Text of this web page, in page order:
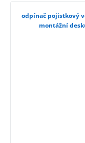
odpínač pojistkový
montážní